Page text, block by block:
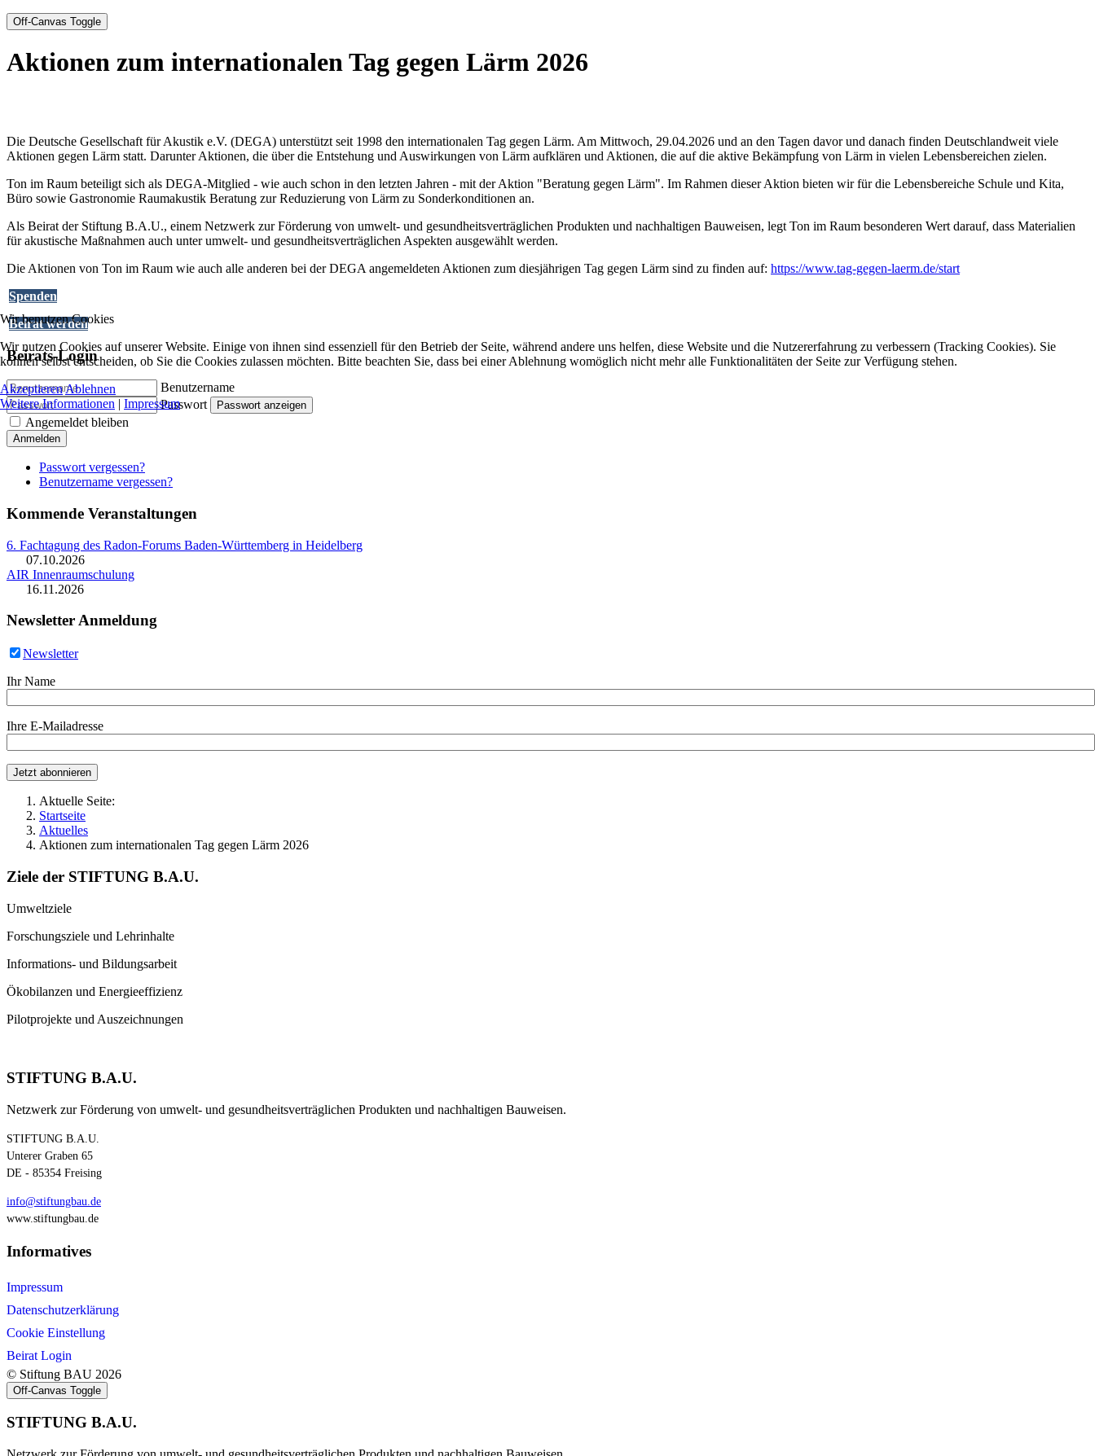
Off-Canvas Toggle
Aktionen zum internationalen Tag gegen Lärm 2026
Die Deutsche Gesellschaft für Akustik e.V. (DEGA) unterstützt seit 1998 den internationalen Tag gegen Lärm. Am Mittwoch, 29.04.2026 und an den Tagen davor und danach finden Deutschlandweit viele
Aktionen gegen Lärm statt. Darunter Aktionen, die über die Entstehung und Auswirkungen von Lärm aufklären und Aktionen, die auf die aktive Bekämpfung von Lärm in vielen Lebensbereichen zielen.
Ton im Raum beteiligt sich als DEGA-Mitglied - wie auch schon in den letzten Jahren - mit der Aktion "Beratung gegen Lärm". Im Rahmen dieser Aktion bieten wir für die Lebensbereiche Schule und Kita,
Büro sowie Gastronomie Raumakustik Beratung zur Reduzierung von Lärm zu Sonderkonditionen an.
Als Beirat der Stiftung B.A.U., einem Netzwerk zur Förderung von umwelt- und gesundheitsverträglichen Produkten und nachhaltigen Bauweisen, legt Ton im Raum besonderen Wert darauf, dass Materialien
für akustische Maßnahmen auch unter umwelt- und gesundheitsverträglichen Aspekten ausgewählt werden.
Die Aktionen von Ton im Raum wie auch alle anderen bei der DEGA angemeldeten Aktionen zum diesjährigen Tag gegen Lärm sind zu finden auf: https://www.tag-gegen-laerm.de/start
Spenden
Beirat werden
Beirats-Login
Benutzername
Passwort
Passwort anzeigen
Angemeldet bleiben
Anmelden
Passwort vergessen?
Benutzername vergessen?
Kommende Veranstaltungen
6. Fachtagung des Radon-Forums Baden-Württemberg in Heidelberg
07.10.2026
AIR Innenraumschulung
16.11.2026
Newsletter Anmeldung
Newsletter
Ihr Name
Ihre E-Mailadresse
Aktuelle Seite:
Startseite
Aktuelles
Aktionen zum internationalen Tag gegen Lärm 2026
Ziele der STIFTUNG B.A.U.
Umweltziele
Forschungsziele und Lehrinhalte
Informations- und Bildungsarbeit
Ökobilanzen und Energieeffizienz
Pilotprojekte und Auszeichnungen
STIFTUNG B.A.U.
Netzwerk zur Förderung von umwelt- und gesundheitsverträglichen Produkten und nachhaltigen Bauweisen.
STIFTUNG B.A.U.
Unterer Graben 65
DE - 85354 Freising
info@stiftungbau.de
www.stiftungbau.de
Informatives
Impressum
Datenschutzerklärung
Cookie Einstellung
Beirat Login
© Stiftung BAU 2026
Off-Canvas Toggle
STIFTUNG B.A.U.
Wir benutzen Cookies
Wir nutzen Cookies auf unserer Website. Einige von ihnen sind essenziell für den Betrieb der Seite, während andere uns helfen, diese Website und die Nutzererfahrung zu verbessern (Tracking Cookies). Sie
können selbst entscheiden, ob Sie die Cookies zulassen möchten. Bitte beachten Sie, dass bei einer Ablehnung womöglich nicht mehr alle Funktionalitäten der Seite zur Verfügung stehen.
AkzeptierenAblehnen
Weitere Informationen | Impressum